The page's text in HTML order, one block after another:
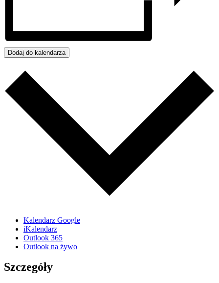
Dodaj do kalendarza
Kalendarz Google
iKalendarz
Outlook 365
Outlook na żywo
Szczegóły